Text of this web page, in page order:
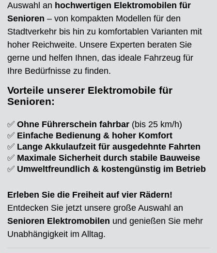
Auswahl an hochwertigen Elektromobilen für
Senioren – von kompakten Modellen für den
Stadtverkehr bis hin zu komfortablen Varianten mit
hoher Reichweite. Unsere Experten beraten Sie
gerne und helfen Ihnen, das ideale Fahrzeug für
Ihre Bedürfnisse zu finden.
Vorteile unserer Elektromobile für
Senioren:
✅ Ohne Führerschein fahrbar (bis 25 km/h)
✅ Einfache Bedienung & hoher Komfort
✅ Lange Akkulaufzeit für ausgedehnte Fahrten
✅ Maximale Sicherheit durch stabile Bauweise
✅ Umweltfreundlich & kostengünstig im Betrieb
Erleben Sie die Freiheit auf vier Rädern!
Entdecken Sie jetzt unsere große Auswahl an
Senioren Elektromobilen und genießen Sie mehr
Unabhängigkeit im Alltag.